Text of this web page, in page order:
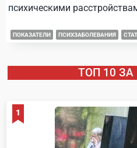
психическими
ПОКАЗАТЕЛИ ПСИХЗАБОЛЕВАНИЯ
ТОП 10